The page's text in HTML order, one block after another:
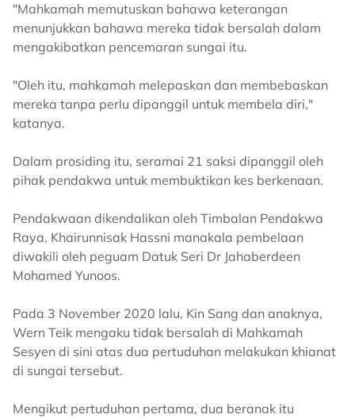
"Mahkamah memutuskan bahawa keterangan
menunjukkan bahawa mereka tidak bersalah dalam
mengakibatkan pencemaran sungai itu.
"Oleh itu, mahkamah melepaskan dan membebaskan
mereka tanpa perlu dipanggil untuk membela diri,"
katanya.
Dalam prosiding itu, seramai 21 saksi dipanggil oleh
pihak pendakwa untuk membuktikan kes berkenaan.
Pendakwaan dikendalikan oleh Timbalan Pendakwa
Raya, Khairunnisak Hassni manakala pembelaan
diwakili oleh peguam Datuk Seri Dr Jahaberdeen
Mohamed Yunoos.
Pada 3 November 2020 lalu, Kin Sang dan anaknya,
Wern Teik mengaku tidak bersalah di Mahkamah
Sesyen di sini atas dua pertuduhan melakukan khianat
di sungai tersebut.
Mengikut pertuduhan pertama, dua beranak itu